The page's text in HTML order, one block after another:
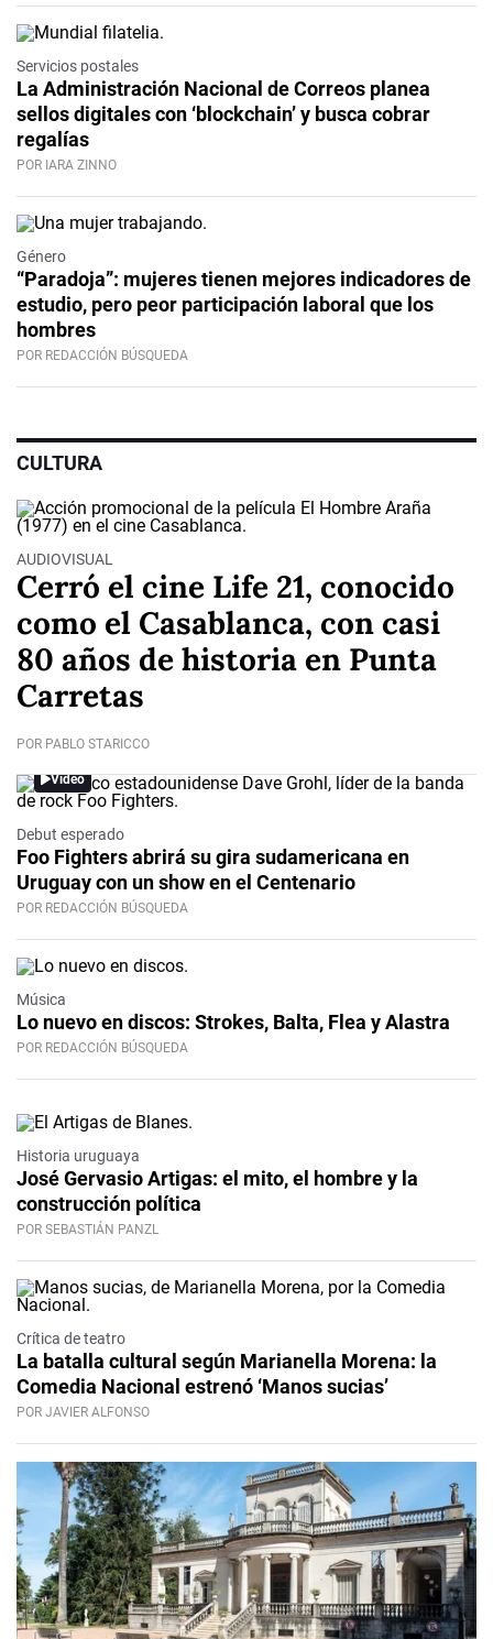
Servicios postales
La Administración Nacional de Correos planea
sellos digitales con ‘blockchain’ y busca cobrar
regalías
POR IARA ZINNO
Género
“Paradoja”: mujeres tienen mejores indicadores de
estudio, pero peor participación laboral que los
hombres
POR REDACCIÓN BÚSQUEDA
CULTURA
AUDIOVISUAL
Cerró el cine Life 21, conocido
como el Casablanca, con casi
80 años de historia en Punta
Carretas
POR PABLO STARICCO
Video
Debut esperado
Foo Fighters abrirá su gira sudamericana en
Uruguay con un show en el Centenario
POR REDACCIÓN BÚSQUEDA
Música
Lo nuevo en discos: Strokes, Balta, Flea y Alastra
POR REDACCIÓN BÚSQUEDA
Historia uruguaya
José Gervasio Artigas: el mito, el hombre y la
construcción política
POR SEBASTIÁN PANZL
Crítica de teatro
La batalla cultural según Marianella Morena: la
Comedia Nacional estrenó ‘Manos sucias’
POR JAVIER ALFONSO